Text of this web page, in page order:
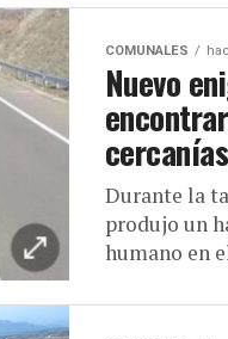
COMUNALES
Nuevo
Durante la
produjo un
humano en